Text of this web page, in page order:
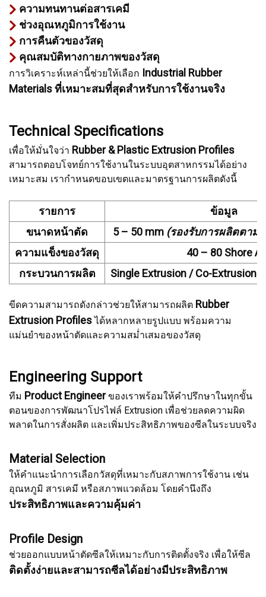
ความทนทานต่อสารเคมี
ช่วงอุณหภูมิการใช้งาน
การคืนตัวของวัสดุ
คุณสมบัติทางกายภาพของวัสดุ
การวิเคราะห์เหล่านี้ช่วยให้เลือก Industrial Rubber
Materials ที่เหมาะสมที่สุดสำหรับการใช้งานจริง
Technical Specifications
เพื่อให้มั่นใจว่า Rubber & Plastic Extrusion Profiles
สามารถตอบโจทย์การใช้งานในระบบอุตสาหกรรมได้อย่าง
เหมาะสม เรากำหนดขอบเขตและมาตรฐานการผลิตดังนี้
รายการ
ข้อมูล
ขนาดหน้าตัด
5 – 50 mm (รองรับการผลิตตา
ความแข็งของวัสดุ
40 – 80 Shore A
กระบวนการผลิต
Single Extrusion / Co-Extrusion
ขีดความสามารถดังกล่าวช่วยให้สามารถผลิต Rubber
Extrusion Profilesได้หลากหลายรูปแบบ พร้อมความ
แม่นยำของหน้าตัดและความสม่ำเสมอของวัสดุ
Engineering Support
ทีม Product Engineerของเราพร้อมให้คำปรึกษาในทุกขั้น
ตอนของการพัฒนาโปรไฟล์ Extrusion เพื่อช่วยลดความผิด
พลาดในการสั่งผลิต และเพิ่มประสิทธิภาพของซีลในระบบจริง
Material Selection
ให้คำแนะนำการเลือกวัสดุที่เหมาะกับสภาพการใช้งาน เช่น
อุณหภูมิ สารเคมี หรือสภาพแวดล้อม โดยคำนึงถึง
ประสิทธิภาพและความคุ้มค่า
Profile Design
ช่วยออกแบบหน้าตัดซีลให้เหมาะกับการติดตั้งจริง เพื่อให้ซีล
ติดตั้งง่ายและสามารถซีลได้อย่างมีประสิทธิภาพ